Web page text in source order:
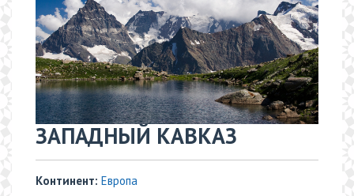
ЗАПАДНЫЙ КАВКАЗ
Континент: Европа